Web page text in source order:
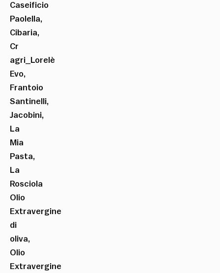
Caseificio
Paolella,
Cibaria,
Cr
agri_Lorelè
Evo,
Frantoio
Santinelli,
Jacobini,
La
Mia
Pasta,
La
Rosciola
Olio
Extravergine
di
oliva,
Olio
Extravergine